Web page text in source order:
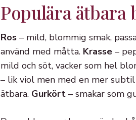
Populära ätbara
Ros – mild, blommig smak,
använd med måtta. Krasse –
mild och söt, vacker som hel
– lik viol men med en mer subtil
ätbara. Gurkört – smakar som